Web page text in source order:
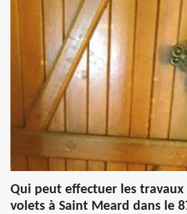
Qui peut effectuer les
volets à Saint Meard dans le